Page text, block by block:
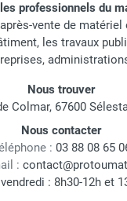
professionnels du
vente de
les travaux
Nous trouver
Colmar, 67600
Nous contacter
: 03 88 08 65
:
: 8h30-12h et